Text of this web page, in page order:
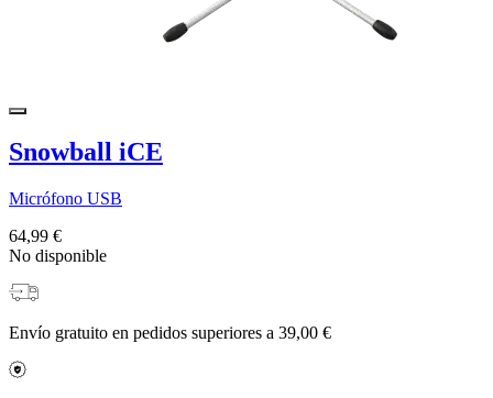
Snowball iCE
Micrófono USB
64,99 €
No disponible
Envío gratuito en pedidos superiores a 39,00 €